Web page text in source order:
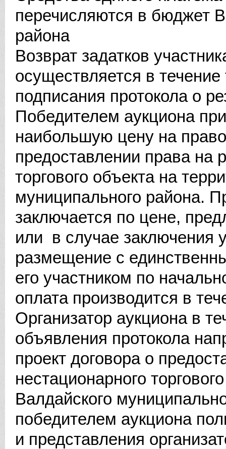
перечисляются в бюджет
района
Возврат задатков
осуществляется в
подписания протокола о
Победителем аукциона
наибольшую цену на
предоставлении права на
торгового объекта на
муниципального района.
заключается по цене,
или в случае заключения
размещение с
его участником по
оплата производится в
Организатор аукциона в
объявления протокола
проект договора о
нестационарного
Валдайского
победителем аукциона
и представления